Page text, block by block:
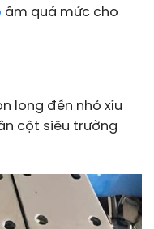
âm quá mức cho
long đền nhỏ xíu
cột siêu trường